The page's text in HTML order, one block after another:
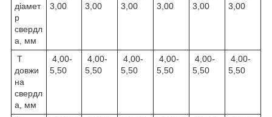
діамет
р
свердл
а, мм
3,00
3,00
3,00
3,00
3,00
3,00
T
довжи
на
свердл
а, мм
4,00-
5,50
4,00-
5,50
4,00-
5,50
4,00-
5,50
4,00-
5,50
4,00-
5,50